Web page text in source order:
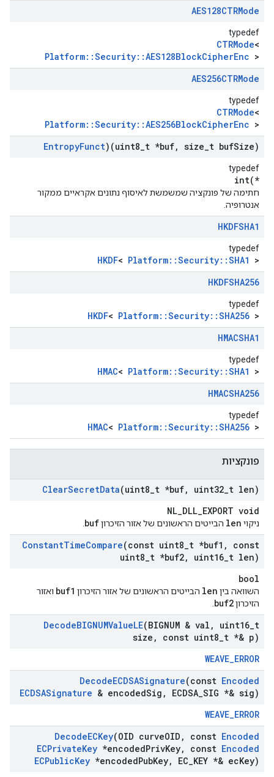
AES128CTRMode
typedef
CTRMode<
Platform::Security::AES128BlockCipherEnc >
AES256CTRMode
typedef
CTRMode<
Platform::Security::AES256BlockCipherEnc >
EntropyFunct)(uint8 t *buf, size t bufSize)
typedef
int(*
חתימה של פונקציה שמשמשת לאיסוף נתונים אקראיים ממקור
אנטרופיה.
HKDFSHA1
typedef
HKDF< Platform::Security::SHA1 >
HKDFSHA256
typedef
HKDF< Platform::Security::SHA256 >
HMACSHA1
typedef
HMAC< Platform::Security::SHA1 >
HMACSHA256
typedef
HMAC< Platform::Security::SHA256 >
פונקציות
ClearSecretData(uint8 t *buf, uint32 t len)
NL_DLL_EXPORT void
ניקוי len הבייטים הראשונים של אזור הזיכרוןbuf
ConstantTimeCompare(const uint8 t *buf1 ,
const
uint8 t *buf2, uint16 t len)
bool
השוואה בין len הבייטים הראשונים של אזור הזיכרון buf1 ואזור
הזיכרוןbuf2
DecodeBIGNUMValueLE(BIGNUM & val , uint16 t
size , const uint8 t *& p)
WEAVE_ERROR
DecodeECDSASignature(const Encoded
ECDSASignature & encodedSig , ECDSA SIG *& sig)
WEAVE_ERROR
DecodeECKey(OID curveOID , const Encoded
ECPrivateKey *encodedPrivKey, const Encoded
ECPublicKey *encodedPubKey, EC KEY *& ecKey)